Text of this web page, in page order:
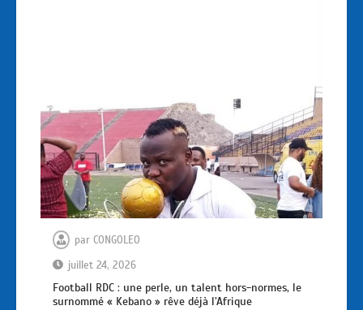
par CONGOLEO
juillet 24, 2026
Football RDC : une perle, un talent hors-normes, le
surnommé « Kebano » rêve déjà l’Afrique